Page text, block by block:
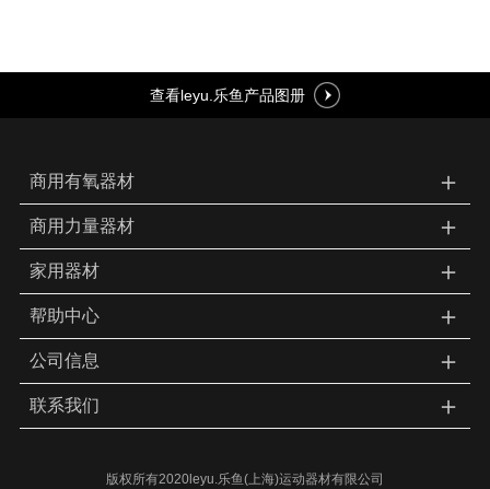
查看leyu.乐鱼产品图册
商用有氧器材 ＋
商用力量器材 ＋
家用器材 ＋
帮助中心 ＋
公司信息 ＋
联系我们 ＋
版权所有2020leyu.乐鱼(上海)运动器材有限公司